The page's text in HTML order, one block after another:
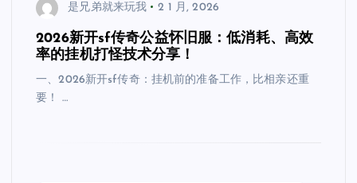
是兄弟就来玩我 2 1 月, 2026
2026新开sf传奇公益怀旧服：低消耗、高效
率的挂机打怪技术分享！
一、2026新开sf传奇：挂机前的准备工作，比相亲还重
要！ …